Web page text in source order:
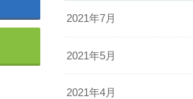
2021年7月
2021年5月
2021年4月